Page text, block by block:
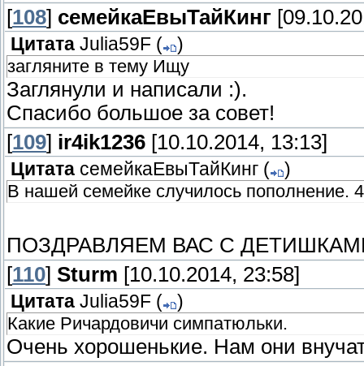
[108] семейкаЕвыТайКинг
Цитата Julia59F (
)
загляните в тему Ищу
Заглянули и написали :).
Спасибо большое за совет!
[109] ir4ik1236 [10.10.2014, 13:13]
Цитата семейкаЕвыТайКинг (
)
В нашей семейке случилось пополнение.
ПОЗДРАВЛЯЕМ ВАС С
[110] Sturm [10.10.2014, 23:58]
Цитата Julia59F (
)
Какие Ричардовичи симпатюльки.
Очень хорошенькие. Нам они